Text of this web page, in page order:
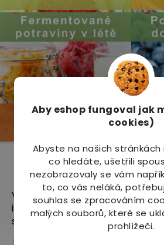
Aby eshop fungoval jak
cookies)
Abyste na našich stránkách
co hledáte, ušetřili
nezobrazovaly se vám
to, co vás neláká,
souhlas se zpracováním
malých souborů, které se
prohlížeči.
Odebírat
Vložte svůj e-mail a my vám
informace o nových produktech
shopu.